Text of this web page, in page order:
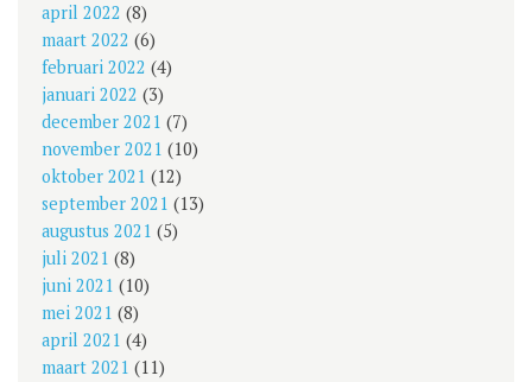
april 2022 (8)
maart 2022 (6)
februari 2022 (4)
januari 2022 (3)
december 2021 (7)
november 2021 (10)
oktober 2021 (12)
september 2021 (13)
augustus 2021 (5)
juli 2021 (8)
juni 2021 (10)
mei 2021 (8)
april 2021 (4)
maart 2021 (11)